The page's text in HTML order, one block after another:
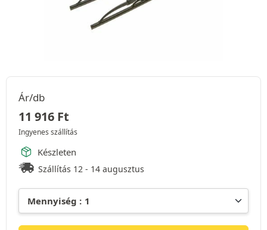
Ár/db
11 916 Ft
Ingyenes szállítás
Készleten
Szállítás 12 - 14 augusztus